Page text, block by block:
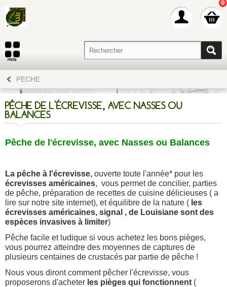
0
PECHE
PÊCHE DE L'ÉCREVISSE, AVEC NASSES OU
BALANCES
Pêche de l'écrevisse, avec Nasses ou Balances
La pêche à l'écrevisse, ouverte toute l'année* pour les
écrevisses américaines, vous permet de concilier, parties
de pêche, préparation de recettes de cuisine délicieuses ( a
lire sur notre site internet), et équilibre de la nature ( les
écrevisses américaines, signal , de Louisiane sont des
espèces invasives à limiter)
Pêche facile et ludique si vous achetez les bons pièges,
vous pourrez atteindre des moyennes de captures de
plusieurs centaines de crustacés par partie de pêche !
Nous vous diront comment pêcher l'écrevisse, vous
proposerons d'acheter les pièges qui fonctionnent (